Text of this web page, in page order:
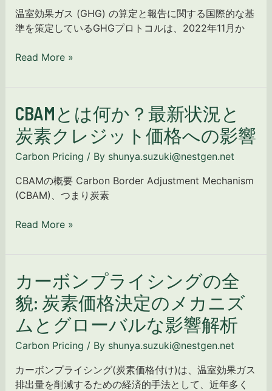
プ
ラ
シ
活
用
ガ
イ
ド：
定
義
理
温室効果ガス (GHG) の算定と報告に関する国際的な基
準を策定しているGHGプロトコルは、2022年11月か
ポ
レ
ー
ト・
ダ
ー
ド
の
終
フ
ー
ク・
サ
マ
リ
ー
プ
ロ
Read More »
CBAMとは何か？最新状況と
炭素クレジット価格への影響
Carbon Pricing / By shunya.suzuki@nestgen.net
CBAMの概要 Carbon Border Adjustment Mechanism
(CBAM)、つまり炭素
CBAM
と
は
何
最
新
況
ク
レ
ジ
ッ
ト
格
へ
Read More »
カーボンプライシングの全
貌: 炭素価格決定のメカニズ
ムとグローバルな影響解析
Carbon Pricing / By shunya.suzuki@nestgen.net
カーボンプライシング(炭素価格付け)は、温室効果ガス
排出量を削減するための経済的手法として、近年多く
カ
ー
ボ
ン
プ
ラ
イ
シ